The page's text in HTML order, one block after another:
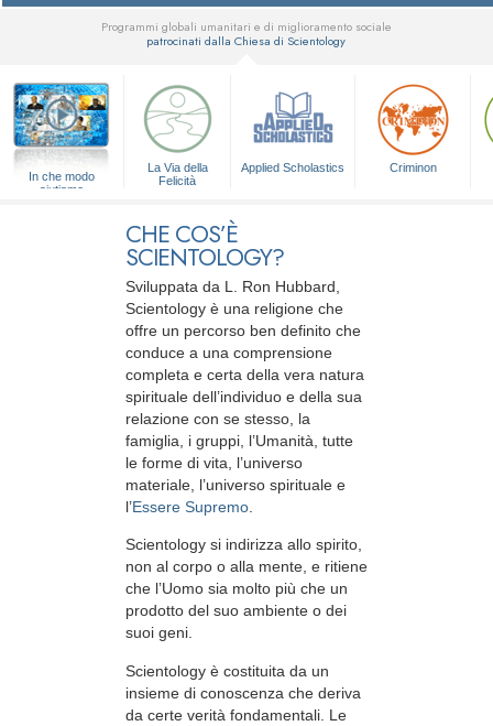
Programmi globali umanitari e di miglioramento sociale
patrocinati dalla Chiesa di Scientology
In che modo
aiutiamo
La Via della
Felicità
Applied Scholastics Criminon
CHE COS’È
SCIENTOLOGY?
Sviluppata da L. Ron Hubbard
Scientology è una religione che
offre un percorso ben definito che
conduce a una comprensione
completa e certa della vera natura
spirituale dell’individuo e della sua
relazione con se stesso, la
famiglia, i gruppi, l’Umanità, tutte
le forme di vita, l’universo
materiale, l’universo spirituale e
l’Essere Supremo
Scientology si indirizza allo spirito,
non al corpo o alla mente, e ritiene
che l’Uomo sia molto più che un
prodotto del suo ambiente o dei
suoi geni.
Scientology è costituita da un
insieme di conoscenza che deriva
da certe verità fondamentali. Le